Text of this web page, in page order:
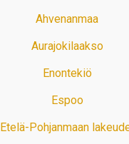
Ahvenanmaa
Aurajokilaakso
Enontekiö
Espoo
Etelä-Pohjanmaan